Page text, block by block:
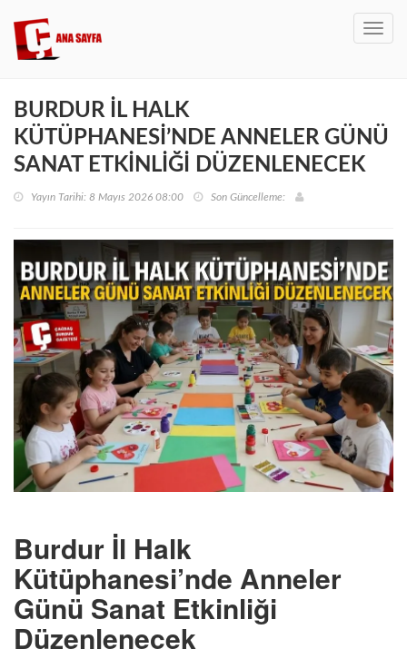
BURDUR İL HALK
KÜTÜPHANESİ’NDE ANNELER GÜNÜ
SANAT ETKİNLİĞİ DÜZENLENECEK
Yayın Tarihi: 8 Mayıs 2026 08:00 Son Güncelleme:
Burdur İl Halk
Kütüphanesi’nde Anneler
Günü Sanat Etkinliği
Düzenlenecek